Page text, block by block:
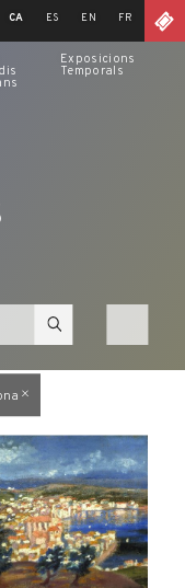
CA ES EN FR
Exposicions
Temporals